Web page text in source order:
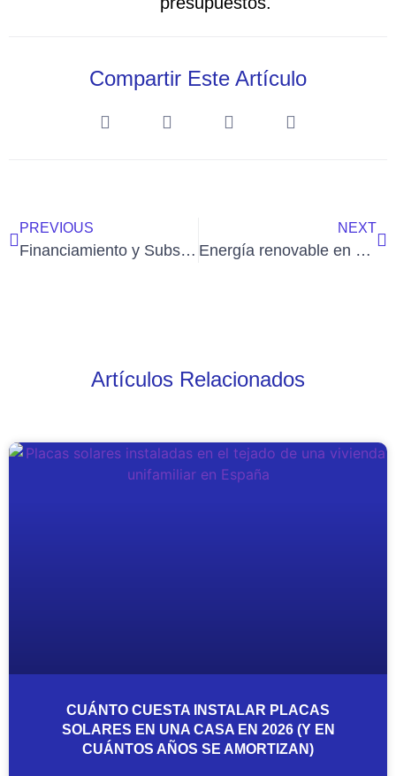
Compartir Este Artículo
PREVIOUS
Financiamiento y Subsidios para Proyectos Renovables: Impulsa tu Iniciativa Verde
NEXT
Energía renovable en el sector educativo: Iluminando el futuro
Artículos Relacionados
CUÁNTO CUESTA INSTALAR PLACAS
SOLARES EN UNA CASA EN 2026 (Y EN
CUÁNTOS AÑOS SE AMORTIZAN)